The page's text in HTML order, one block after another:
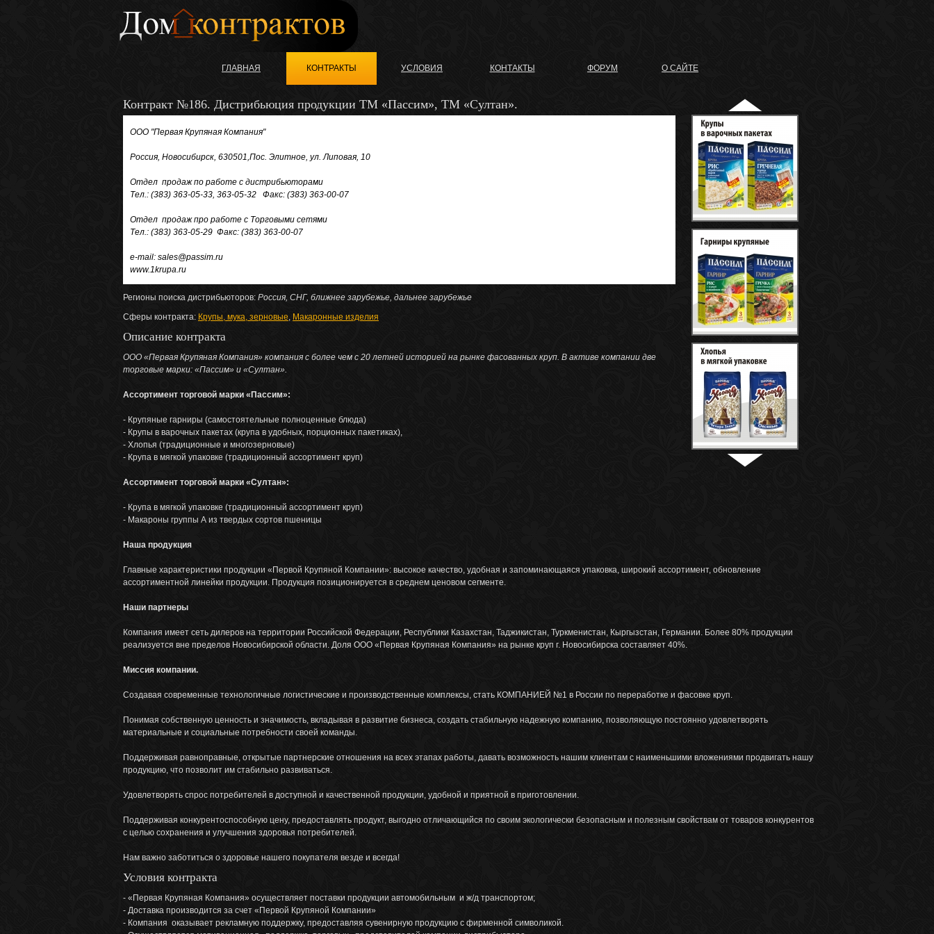
ГЛАВНАЯ КОНТРАКТЫ УСЛОВИЯ КОНТАКТЫ ФОРУМ О САЙТЕ
Контракт №186. Дистрибьюция продукции ТМ «Пассим», ТМ «Султан».
ООО "Первая Крупяная Компания"
Россия, Новосибирск, 630501,Пос. Элитное, ул. Липовая, 10
Отдел продаж по работе с дистрибьюторами
Тел.: (383) 363-05-33, 363-05-32 Факс: (383) 363-00-07
Отдел продаж про работе с Торговыми сетями
Тел.: (383) 363-05-29 Факс: (383) 363-00-07
e-mail: sales@passim.ru
www.1krupa.ru
Регионы поиска дистрибьюторов: Россия, СНГ, ближнее зарубежье, дальнее зарубежье
Сферы контракта: Крупы, мука, зерновые, Макаронные изделия
Описание контракта
ООО «Первая Крупяная Компания» компания с более чем с 20 летней историей на рынке фасованных круп. В активе компании две
торговые марки: «Пассим» и «Султан».
Ассортимент торговой марки «Пассим»:
- Крупяные гарниры (самостоятельные полноценные блюда)
- Крупы в варочных пакетах (крупа в удобных, порционных пакетиках),
- Хлопья (традиционные и многозерновые)
- Крупа в мягкой упаковке (традиционный ассортимент круп)
Ассортимент торговой марки «Султан»:
- Крупа в мягкой упаковке (традиционный ассортимент круп)
- Макароны группы А из твердых сортов пшеницы
Наша продукция
Главные характеристики продукции «Первой Крупяной Компании»: высокое качество, удобная и запоминающаяся упаковка, широкий ассортимент, обновление
ассортиментной линейки продукции. Продукция позиционируется в среднем ценовом сегменте.
Наши партнеры
Компания имеет сеть дилеров на территории Российской Федерации, Республики Казахстан, Таджикистан, Туркменистан, Кыргызстан, Германии. Более 80% продукции
реализуется вне пределов Новосибирской области. Доля ООО «Первая Крупяная Компания» на рынке круп г. Новосибирска составляет 40%.
Миссия компании.
Создавая современные технологичные логистические и производственные комплексы, стать КОМПАНИЕЙ №1 в России по переработке и фасовке круп.
Понимая собственную ценность и значимость, вкладывая в развитие бизнеса, создать стабильную надежную компанию, позволяющую постоянно удовлетворять
материальные и социальные потребности своей команды.
Поддерживая равноправные, открытые партнерские отношения на всех этапах работы, давать возможность нашим клиентам с наименьшими вложениями продвигать нашу
продукцию, что позволит им стабильно развиваться.
Удовлетворять спрос потребителей в доступной и качественной продукции, удобной и приятной в приготовлении.
Поддерживая конкурентоспособную цену, предоставлять продукт, выгодно отличающийся по своим экологически безопасным и полезным свойствам от товаров конкурентов
с целью сохранения и улучшения здоровья потребителей.
Нам важно заботиться о здоровье нашего покупателя везде и всегда!
Условия контракта
- «Первая Крупяная Компания» осуществляет поставки продукции автомобильным и ж/д транспортом;
- Доставка производится за счет «Первой Крупяной Компании»
- Компания оказывает рекламную поддержку, предоставляя сувенирную продукцию с фирменной символикой.